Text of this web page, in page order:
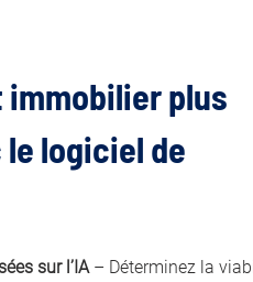
immobilier plus
logiciel de
sur l’IA – Déterminez la